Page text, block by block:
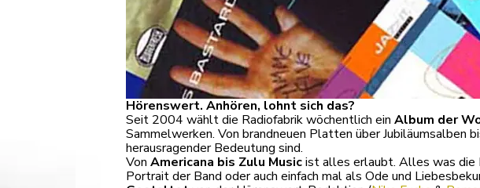
Hörenswert. Anhören, lohnt sich das?
Seit 2004 wählt die Radiofabrik wöchentlich ein Album der
Sammelwerken. Von brandneuen Platten über Jubiläumsalben
herausragender Bedeutung sind.
Von Americana bis Zulu Musicist alles erlaubt. Alles was die
Portrait der Band oder auch einfach mal als Ode und